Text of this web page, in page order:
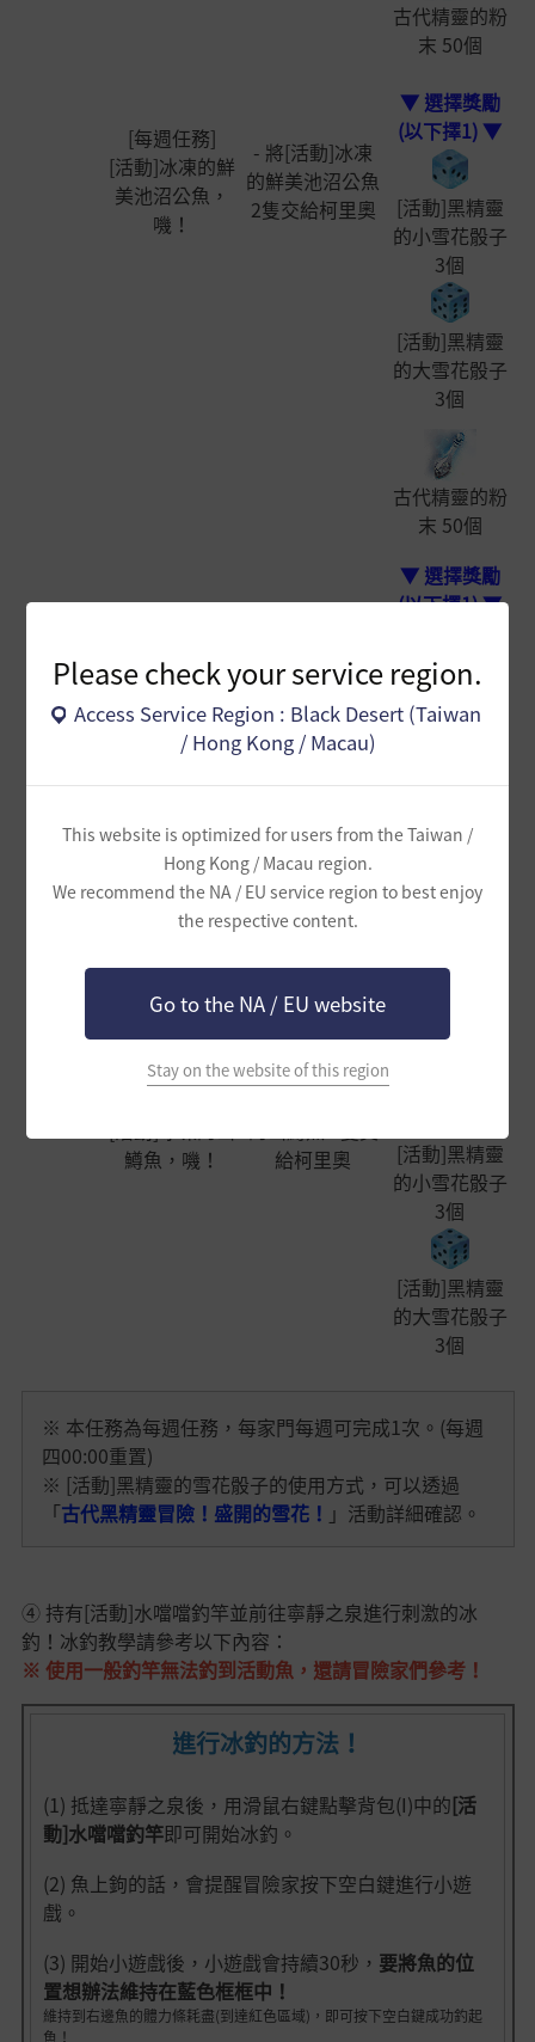
Please check your service region.
Access Service Region : Black Desert (Taiwan
/ Hong Kong / Macau)
This website is optimized for users from the Taiwan /
Hong Kong / Macau region.
We recommend the NA / EU service region to best enjoy
the respective content.
Go to the NA / EU website
Stay on the website of this region
<貝爾利
NPC 柯
[每週任務]
[活動]冰凍的鮮
美池沼公魚，
嘰！
- 將[活動]冰凍
的鮮美池沼公魚
2隻交給柯里奧
古代精靈的粉
末 50個
▼ 選擇獎勵
(以下擇1) ▼
[活動]黑精靈
的小雪花骰子
3個
[活動]黑精靈
的大雪花骰子
3個
[活動]冰凍的池
沼公魚，嘰！
的池沼公魚 2隻
交給柯里奧
古代精靈的粉
末 50個
▼ 選擇獎勵
(以下擇1) ▼
[活動]黑精靈
的小雪花骰子
的大雪花骰子
鱒魚，嘰！
給柯里奧
古代精靈的粉
▼ 選擇獎勵
[活動]黑精靈
的小雪花骰子
3個
[活動]黑精靈
的大雪花骰子
3個
※ 本任務為每週任務，每家門每週可完成1次。(每週
四00:00重置)
※ [活動]黑精靈的雪花骰子的使用方式，可以透過
「古代黑精靈冒險！盛開的雪花！ 」活動詳細確認。
④ 持有[活動]水噹噹釣竿並前往寧靜之泉進行刺激的冰
釣！冰釣教學請參考以下內容：
※ 使用一般釣竿無法釣到活動魚，還請冒險家們參考！
進行冰釣的方法！
(1) 抵達寧靜之泉後，用滑鼠右鍵點擊背包(I)中的[活
動]水噹噹釣竿即可開始冰釣。
(2) 魚上鉤的話，會提醒冒險家按下空白鍵進行小遊
戲。
(3) 開始小遊戲後，小遊戲會持續30秒， 要將魚的位
置想辦法維持在藍色框框中！
維持到右邊魚的體力條耗盡(到達紅色區域)，即可按下空白鍵成功釣起
魚！